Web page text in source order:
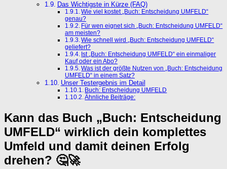
Das Wichtigste in Kürze (FAQ)
Wie viel kostet „Buch: Entscheidung UMFELD“
genau?
Für wen eignet sich „Buch: Entscheidung UMFELD“
am meisten?
Wie schnell wird „Buch: Entscheidung UMFELD“
geliefert?
Ist „Buch: Entscheidung UMFELD“ ein einmaliger
Kauf oder ein Abo?
Was ist der größte Nutzen von „Buch: Entscheidung
UMFELD“ in einem Satz?
Unser Testergebnis im Detail
Buch: Entscheidung UMFELD
Ähnliche Beiträge:
Kann das Buch „Buch: Entscheidung
UMFELD“ wirklich dein komplettes
Umfeld und damit deinen Erfolg
drehen? 🤔🚀